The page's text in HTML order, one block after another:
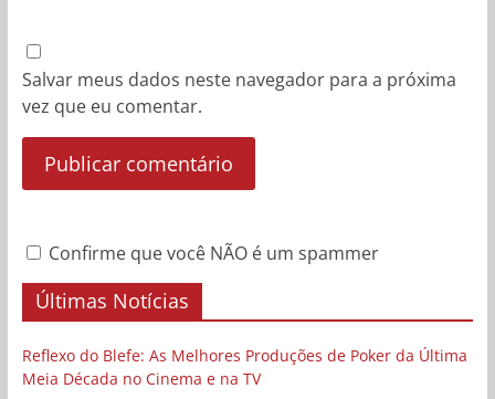
Salvar meus dados neste navegador para a próxima
vez que eu comentar.
Confirme que você NÃO é um spammer
Últimas Notícias
Reflexo do Blefe: As Melhores Produções de Poker da Última
Meia Década no Cinema e na TV